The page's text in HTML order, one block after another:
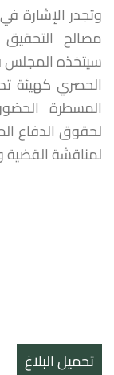
وتجدر الإشارة
مصالح التحقيق
سيتخذه المجلس
الحصري كهيئة
المسطرة
لحقوق الدفاع
لمناقشة القضية
تحميل البلاغ